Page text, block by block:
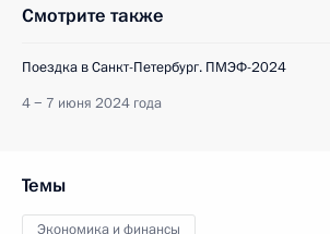
Смотрите также
Поездка в Санкт-Петербург. ПМЭФ-2024
4 − 7 июня 2024 года
Темы
Экономика и финансы